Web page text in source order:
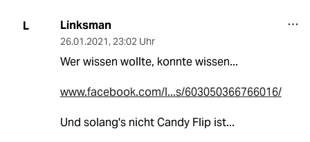
L Linksman
26.01.2021, 23:02 Uhr
Wer wissen wollte, konnte wissen...
www.facebook.com/l...s/603050366766016/
Und solang's nicht Candy Flip ist...